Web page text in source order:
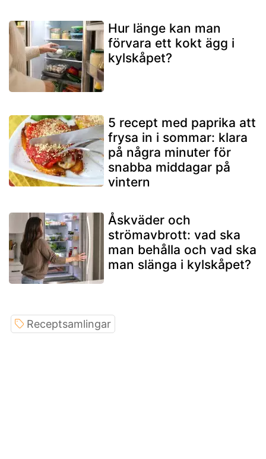
Hur länge kan man
förvara ett kokt ägg i
kylskåpet?
5 recept med paprika att
frysa in i sommar: klara
på några minuter för
snabba middagar på
vintern
Åskväder och
strömavbrott: vad ska
man behålla och vad ska
man slänga i kylskåpet?
Receptsamlingar